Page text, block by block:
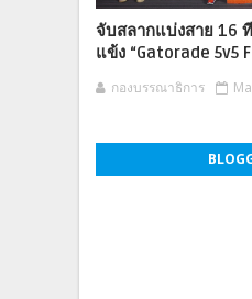
จับสลากแบ่งสาย 16
แข้ง “Gatorade 5v5
กองบรรณาธิการ